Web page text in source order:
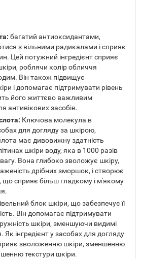
багатий антиоксидантами,
з вільними радикалами і сприяє
Цей потужний інгредієнт сприяє
роблячи колір обличчя
Він також підвищує
і допомагає підтримувати рівень
його життєво важливим
антивікових засобів.
Ключова молекула в
для догляду за шкірою,
має дивовижну здатність
шкіри воду, яка в 1000 разів
Вона глибоко зволожує шкіру,
дрібних зморшок, і створює
що сприяє більш гладкому і м'якому
блок шкіри, що забезпечує її
Він допомагає підтримувати
шкіри, зменшуючи видимі
Як інгредієнт у засобах для догляду
зволоженню шкіри, зменшенню
текстури шкіри.